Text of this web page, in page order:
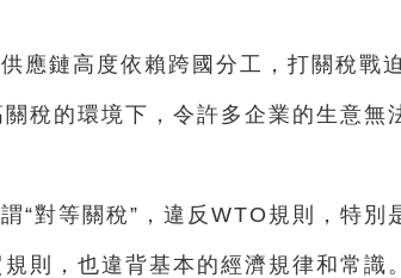
應鏈高度依賴跨國分工，打關稅戰
稅的環境下，令許多企業的生意無
“對等關稅”，違反WTO規則，特別
則，也違背基本的經濟規律和常識